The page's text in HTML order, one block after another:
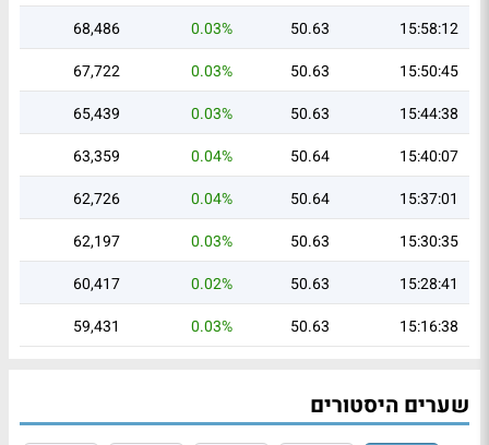
15:58:12
50.63
0.03%
68,486
15:50:45
50.63
0.03%
67,722
15:44:38
50.63
0.03%
65,439
15:40:07
50.64
0.04%
63,359
15:37:01
50.64
0.04%
62,726
15:30:35
50.63
0.03%
62,197
15:28:41
50.63
0.02%
60,417
15:16:38
50.63
0.03%
59,431
שערים היסטורים